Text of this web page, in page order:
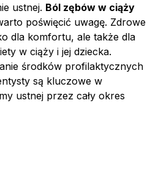
ustnej. Ból zębów w ciąży
poświęcić uwagę. Zdrowe
dla komfortu, ale także dla
w ciąży i jej dziecka.
środków profilaktycznych
są kluczowe w
ustnej przez cały okres